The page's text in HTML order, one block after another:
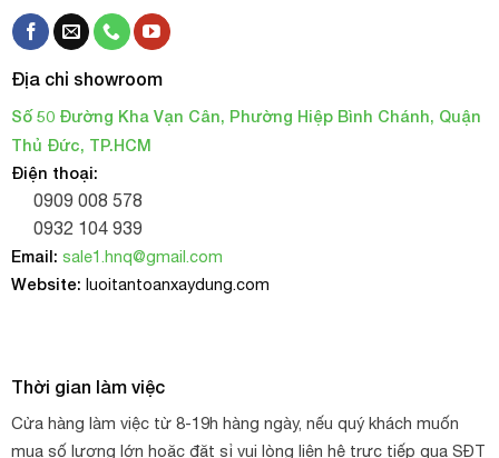
Địa chỉ showroom
Số 50 Đường Kha Vạn Cân, Phường Hiệp Bình Chánh, Quận
Thủ Đức, TP.HCM
Điện thoại:
0909 008 578
0932 104 939
Email: sale1.hnq@gmail.com
Website: luoitantoanxaydung.com
Thời gian làm việc
Cửa hàng làm việc từ 8-19h hàng ngày, nếu quý khách muốn
mua số lượng lớn hoặc đặt sỉ vui lòng liên hệ trực tiếp qua SĐT